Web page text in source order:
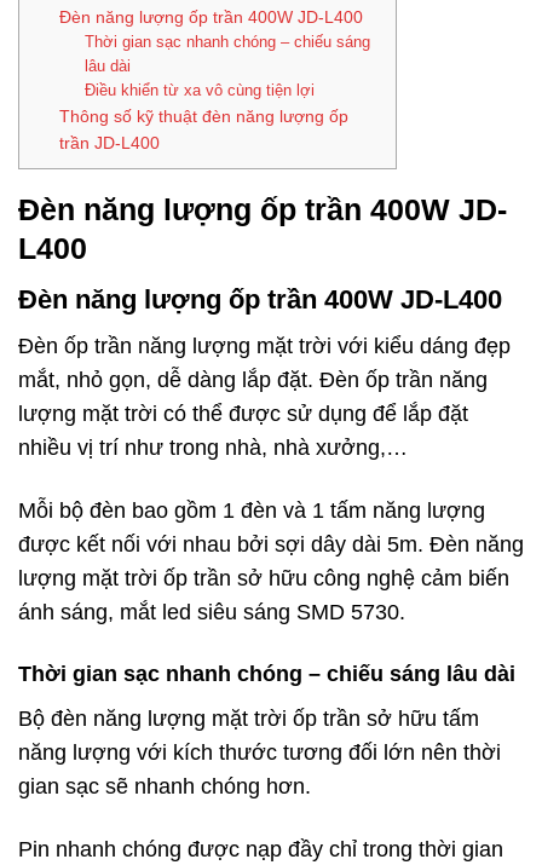
Đèn năng lượng ốp trần 400W JD-L400
Thời gian sạc nhanh chóng – chiếu sáng
lâu dài
Điều khiển từ xa vô cùng tiện lợi
Thông số kỹ thuật đèn năng lượng ốp
trần JD-L400
Đèn năng lượng ốp trần 400W JD-
L400
Đèn năng lượng ốp trần 400W JD-L400
Đèn ốp trần năng lượng mặt trời với kiểu dáng đẹp
mắt, nhỏ gọn, dễ dàng lắp đặt. Đèn ốp trần năng
lượng mặt trời có thể được sử dụng để lắp đặt
nhiều vị trí như trong nhà, nhà xưởng,…
Mỗi bộ đèn bao gồm 1 đèn và 1 tấm năng lượng
được kết nối với nhau bởi sợi dây dài 5m. Đèn năng
lượng mặt trời ốp trần sở hữu công nghệ cảm biến
ánh sáng, mắt led siêu sáng SMD 5730.
Thời gian sạc nhanh chóng – chiếu sáng lâu dài
Bộ đèn năng lượng mặt trời ốp trần sở hữu tấm
năng lượng với kích thước tương đối lớn nên thời
gian sạc sẽ nhanh chóng hơn.
Pin nhanh chóng được nạp đầy chỉ trong thời gian